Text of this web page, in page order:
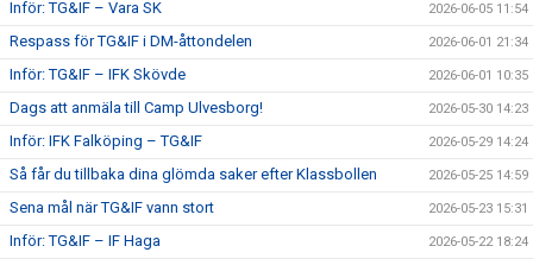
Inför: TG&IF – Vara SK 2026-06-05 11:54
Respass för TG&IF i DM-åttondelen 2026-06-01 21:34
Inför: TG&IF – IFK Skövde 2026-06-01 10:35
Dags att anmäla till Camp Ulvesborg! 2026-05-30 14:23
Inför: IFK Falköping – TG&IF 2026-05-29 14:24
Så får du tillbaka dina glömda saker efter Klassbollen 2026-05-25 14:59
Sena mål när TG&IF vann stort 2026-05-23 15:31
Inför: TG&IF – IF Haga 2026-05-22 18:24